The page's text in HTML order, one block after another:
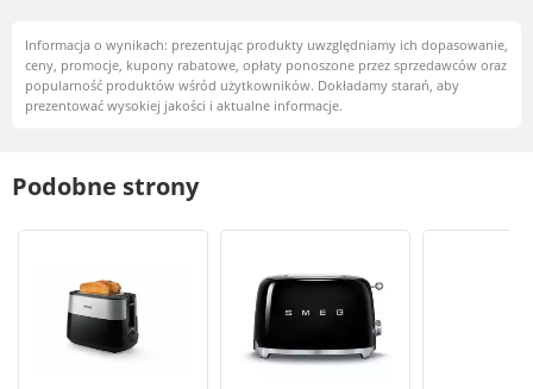
Informacja o wynikach: prezentując produkty uwzględniamy ich dopasowanie,
ceny, promocje, kupony rabatowe, opłaty ponoszone przez sprzedawców oraz
popularność produktów wśród użytkowników. Dokładamy starań, aby
prezentować wysokiej jakości i aktualne informacje.
Podobne strony